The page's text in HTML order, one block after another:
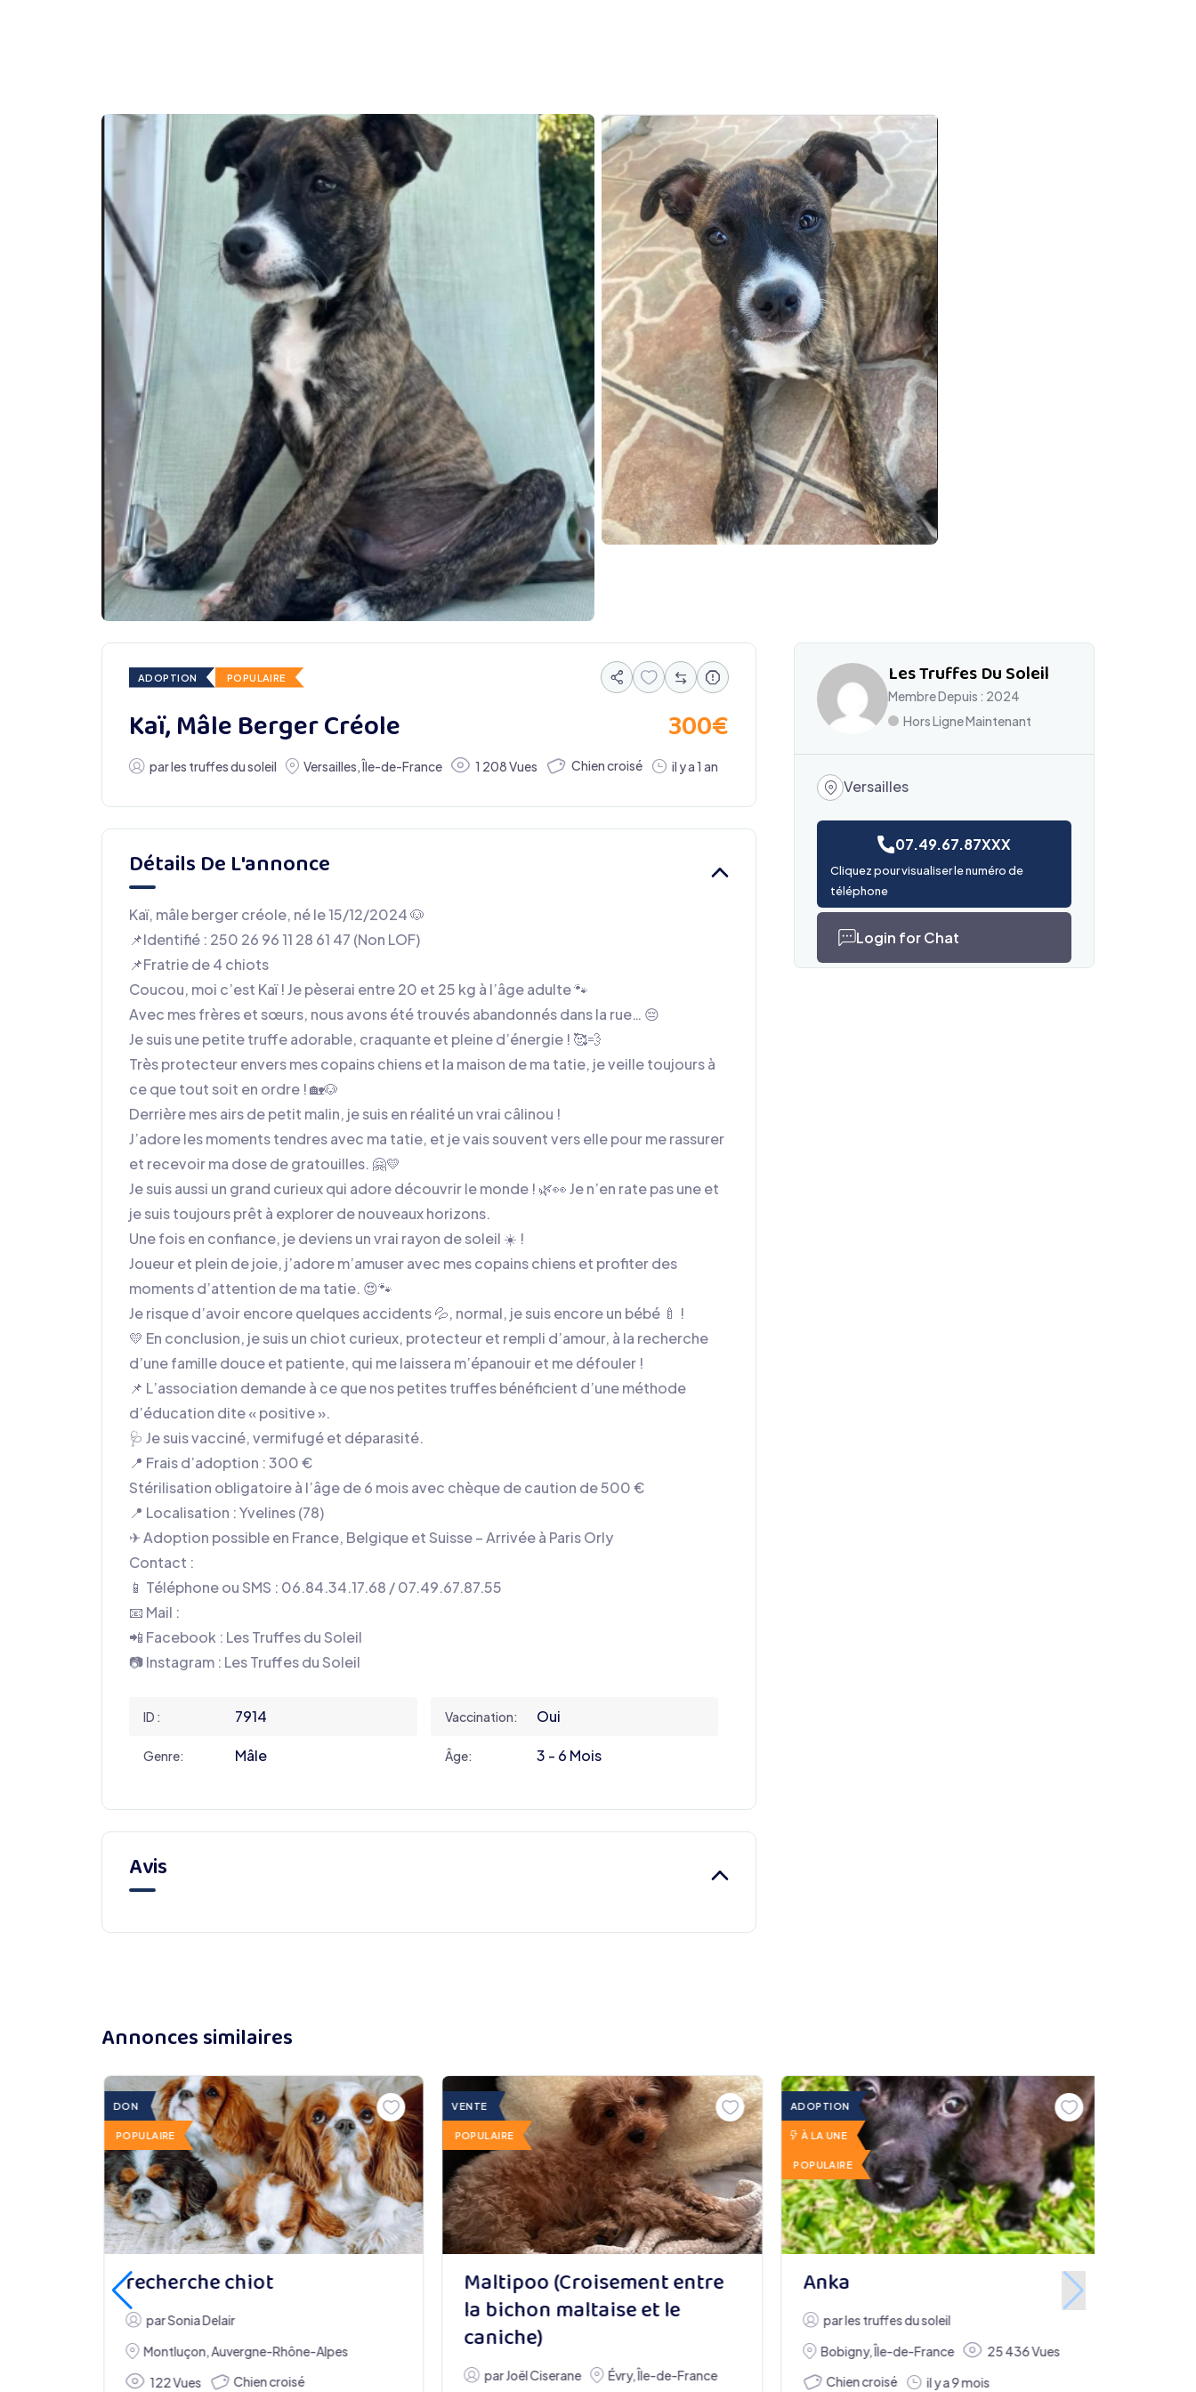
ADOPTION POPULAIRE
Kaï, Mâle Berger Créole 300€
parles truffes du soleil Versailles,Île-de-France 1 208 Vues Chien croisé il y a 1 an
Détails De L'annonce
Kaï, mâle berger créole, né le 15/12/2024 🐶
📌Identifié : 250 26 96 11 28 61 47 (Non LOF)
📌Fratrie de 4 chiots
Coucou, moi c’est Kaï ! Je pèserai entre 20 et 25 kg à l’âge adulte 🐾
Avec mes frères et sœurs, nous avons été trouvés abandonnés dans la rue… 😔
Je suis une petite truffe adorable, craquante et pleine d’énergie ! 🥰💨
Très protecteur envers mes copains chiens et la maison de ma tatie, je veille toujours à
ce que tout soit en ordre ! 🏡🐶
Derrière mes airs de petit malin, je suis en réalité un vrai câlinou !
J’adore les moments tendres avec ma tatie, et je vais souvent vers elle pour me rassurer
et recevoir ma dose de gratouilles. 🤗💛
Je suis aussi un grand curieux qui adore découvrir le monde ! 🌿👀 Je n’en rate pas une et
je suis toujours prêt à explorer de nouveaux horizons.
Une fois en confiance, je deviens un vrai rayon de soleil ☀️ !
Joueur et plein de joie, j’adore m’amuser avec mes copains chiens et profiter des
moments d’attention de ma tatie. 😍🐾
Je risque d’avoir encore quelques accidents 💦, normal, je suis encore un bébé 🍼 !
💛 En conclusion, je suis un chiot curieux, protecteur et rempli d’amour, à la recherche
d’une famille douce et patiente, qui me laissera m’épanouir et me défouler !
📌 L’association demande à ce que nos petites truffes bénéficient d’une méthode
d’éducation dite « positive ».
🩺 Je suis vacciné, vermifugé et déparasité.
📍 Frais d’adoption : 300 €
Stérilisation obligatoire à l’âge de 6 mois avec chèque de caution de 500 €
📍 Localisation : Yvelines (78)
✈ Adoption possible en France, Belgique et Suisse – Arrivée à Paris Orly
Contact :
📱 Téléphone ou SMS : 06.84.34.17.68 / 07.49.67.87.55
📧 Mail :
📲 Facebook : Les Truffes du Soleil
📷 Instagram : Les Truffes du Soleil
ID : 7914 Vaccination: Oui
Genre: Mâle Âge: 3 - 6 Mois
Avis
Les Truffes Du Soleil
Membre Depuis : 2024
Hors Ligne Maintenant
Versailles
07.49.67.87XXX
Cliquez pour visualiser le numéro de
téléphone
Login for Chat
Annonces similaires
DON
POPULAIRE
recherche chiot
parSonia Delair
Montluçon,Auvergne-Rhône-Alpes
122 Vues
Chien croisé
VENTE
POPULAIRE
Maltipoo (Croisement entre
la bichon maltaise et le
caniche)
parJoël Ciserane Évry,Île-de-France
ADOPTION
À LA UNE
POPULAIRE
Anka
parles truffes du soleil
Bobigny,Île-de-France
25 436 Vues
Chien croisé
il y a 9 mois